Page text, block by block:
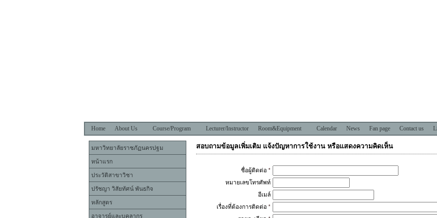
Home About Us Course/Program Lecturer/Instructor Room&Equipment Calendar News Fan page Contact us
มหาวิทยาลัยราชภัฏนครปฐม
หน้าแรก
ประวัติสาขาวิชา
ปรัชญา วิสัยทัศน์ พันธกิจ
หลักสูตร
อาจารย์และบุคลากร
สอบถามข้อมูลเพิ่มเติม แจ้งปัญหาการใช้งาน หรือแสดงความคิดเห็น
ชื่อผู้ติดต่อ*
หมายเลขโทรศัพท์
อีเมล์
เรื่องที่ต้องการติดต่อ*